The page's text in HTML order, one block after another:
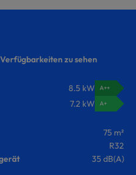
zu sehen
8.5 kW A++
7.2 kW A+
75 m²
R32
35 dB(A)